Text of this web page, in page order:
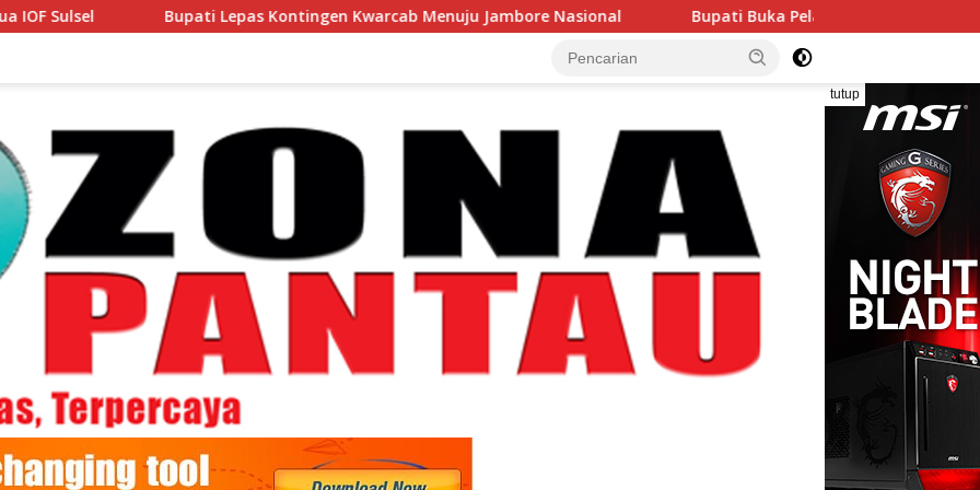
Bupati Lepas Kontingen Kwarcab Menuju Jambore Nasional Bupati Buka Pelatihan dan Uji Sertifikasi Kompetensi
tutup